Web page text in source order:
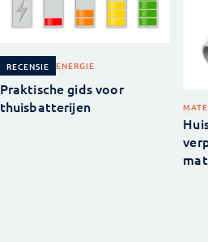
RECENSIE ENERGIE
Praktische gids voor
thuisbatterijen